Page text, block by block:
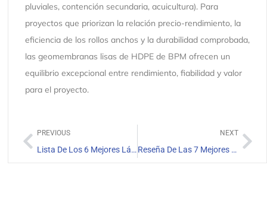
pluviales, contención secundaria, acuicultura). Para
proyectos que priorizan la relación precio-rendimiento, la
eficiencia de los rollos anchos y la durabilidad comprobada,
las geomembranas lisas de HDPE de BPM ofrecen un
equilibrio excepcional entre rendimiento, fiabilidad y valor
para el proyecto.
PREVIOUS
Lista De Los 6 Mejores Láminas De HDPE De 1 mm
NEXT
Reseña De Las 7 Mejores Geomembranas Texturizadas De HDPE